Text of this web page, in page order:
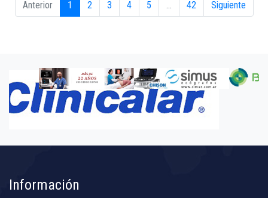
Anterior
1 2 3 4 5 … 42 Siguiente
Información